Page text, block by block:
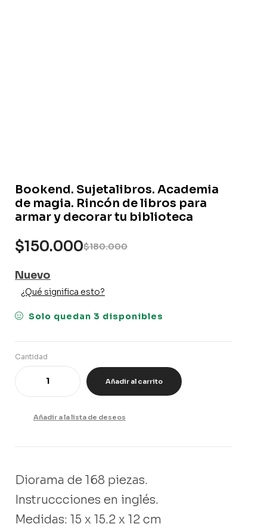
Bookend. Sujetalibros. Academia
de magia. Rincón de libros para
armar y decorar tu biblioteca
$180.000
$150.000
Nuevo
¿Qué significa esto?
Solo quedan 3 disponibles
Cantidad
Añadir al carrito
Añadir a la lista de deseos
Diorama de 168 piezas.
Instruccciones en inglés.
Medidas: 15 x 15.2 x 12 cm